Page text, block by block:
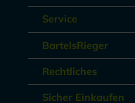
Service
BartelsRieger
Rechtliches
Sicher Einkaufen